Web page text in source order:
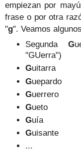
empiezan por
frase o por otra
"g". Veamos
SegundaG
"GUerra")
Guitarra
Guepardo
Guerrero
Gueto
Guía
Guisante
...